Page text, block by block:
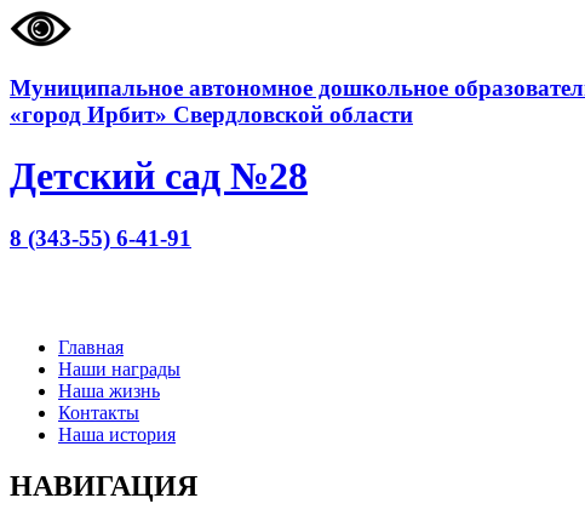
Муниципальное автономное дошкольное
«город Ирбит» Свердловской области
Детский сад №28
8 (343-55) 6-41-91
Главная
Наши награды
Наша жизнь
Контакты
Наша история
НАВИГАЦИЯ